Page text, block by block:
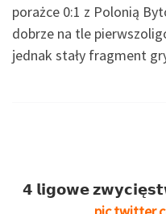
porażce 0:1 z Polonią
dobrze na tle
jednak stały fragment
𝟰 𝗹𝗶𝗴𝗼𝘄𝗲